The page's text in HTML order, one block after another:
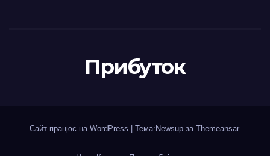
Прибуток
Сайт працює на WordPress Тема:Newsup за Themeansar.